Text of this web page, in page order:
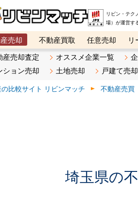
リビン・テク
場）が運営
売却 不動産買取 任意売却 リ
宅展示場
ベスト不動産カンパニー
産売却査定 オススメ企業一覧
ション売却
土地売却 戸建て売却
比較サイト リビンマッチ 不動産売買
埼玉県の